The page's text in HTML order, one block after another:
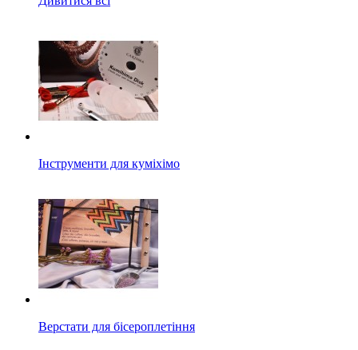
Інструменти для куміхімо
Верстати для бісероплетіння